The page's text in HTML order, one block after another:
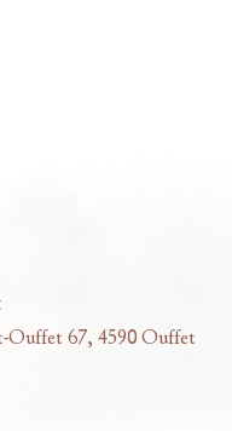
Ouffet 67, 4590 Ouffet